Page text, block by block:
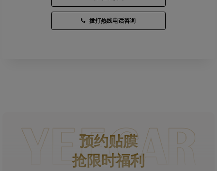
拨打热线电话咨询
预约贴膜
抢限时福利